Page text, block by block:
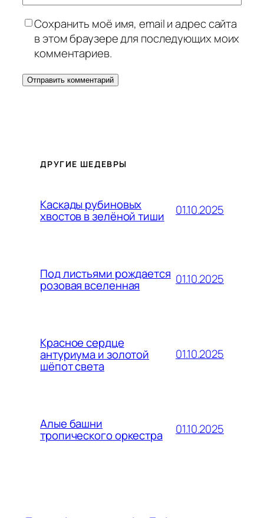
Сохранить моё имя, email и адрес сайта
в этом браузере для последующих моих
комментариев.
ДРУГИЕ ШЕДЕВРЫ
Каскады рубиновых
хвостов в зелёной тиши 01.10.2025
Под листьями рождается
розовая вселенная 01.10.2025
Красное сердце
антуриума и золотой
шёпот света
01.10.2025
Алые башни
тропического оркестра 01.10.2025